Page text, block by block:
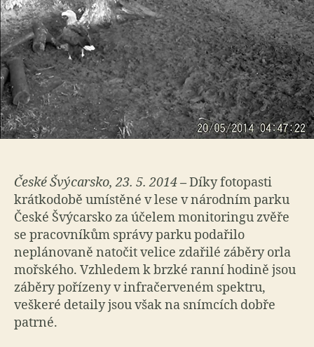
České Švýcarsko, 23. 5. 2014–Díky fotopasti
krátkodobě umístěné v lese v národním parku
České Švýcarsko za účelem monitoringu zvěře
se pracovníkům správy parku podařilo
neplánovaně natočit velice zdařilé záběry orla
mořského. Vzhledem k brzké ranní hodině jsou
záběry pořízeny v infračerveném spektru,
veškeré detaily jsou však na snímcích dobře
patrné.